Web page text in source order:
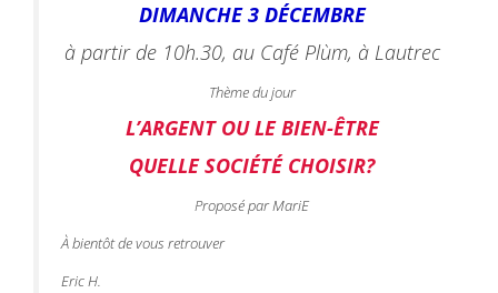
DIMANCHE 3 DÉCEMBRE
à partir de 10h.30, au Café Plùm, à Lautrec
Thème du jour
L’ARGENT OU LE BIEN-ÊTRE
QUELLE SOCIÉTÉ CHOISIR?
Proposé par MariE
À bientôt de vous retrouver
Eric H.